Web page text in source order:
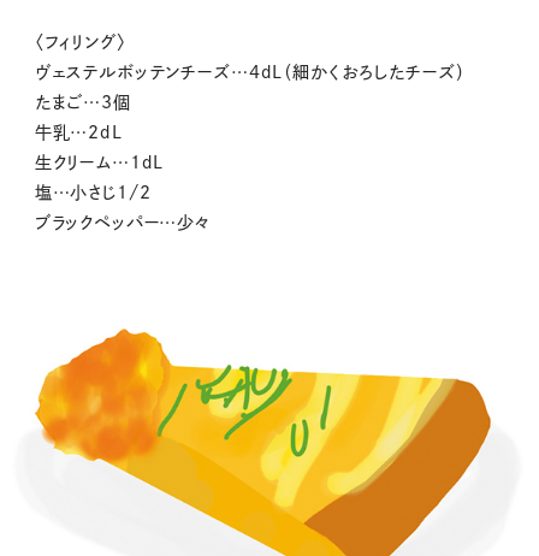
〈フィリング〉
ヴェステルボッテンチーズ…4dL（細かくおろしたチーズ）
たまご…3個
牛乳…2dL
生クリーム…1dL
塩…小さじ1/2
ブラックペッパー…少々